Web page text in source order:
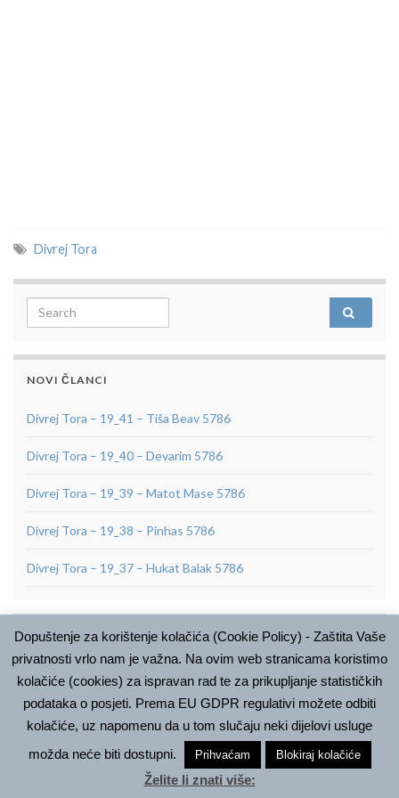
Divrej Tora
Search for:
NOVI ČLANCI
Divrej Tora – 19_41 – Tiša Beav 5786
Divrej Tora – 19_40 – Devarim 5786
Divrej Tora – 19_39 – Matot Mase 5786
Divrej Tora – 19_38 – Pinhas 5786
Divrej Tora – 19_37 – Hukat Balak 5786
ARHIVA
Arhiva
Graphene Themes
Dopuštenje za korištenje kolačića (Cookie Policy) - Zaštita Vaše
privatnosti vrlo nam je važna. Na ovim web stranicama koristimo
kolačiće (cookies) za ispravan rad te za prikupljanje statističkih
podataka o posjeti. Prema EU GDPR regulativi možete odbiti
kolačiće, uz napomenu da u tom slučaju neki dijelovi usluge
možda neće biti dostupni.
Prihvaćam Blokiraj kolačiće
Želite li znati više: